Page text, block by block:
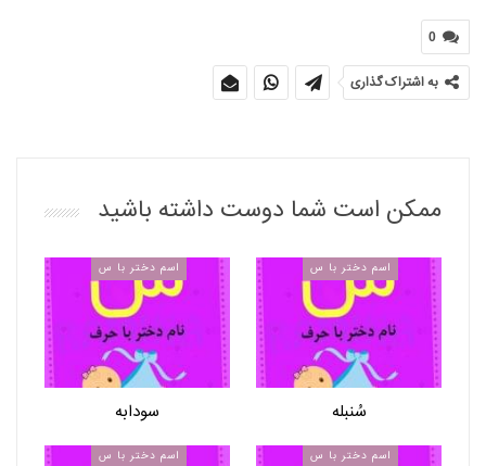
0
به اشتراک گذاری
ممکن است شما دوست داشته باشید
اسم دختر با س
سُنبله
اسم دختر با س
سودابه
اسم دختر با س اسم دختر با س